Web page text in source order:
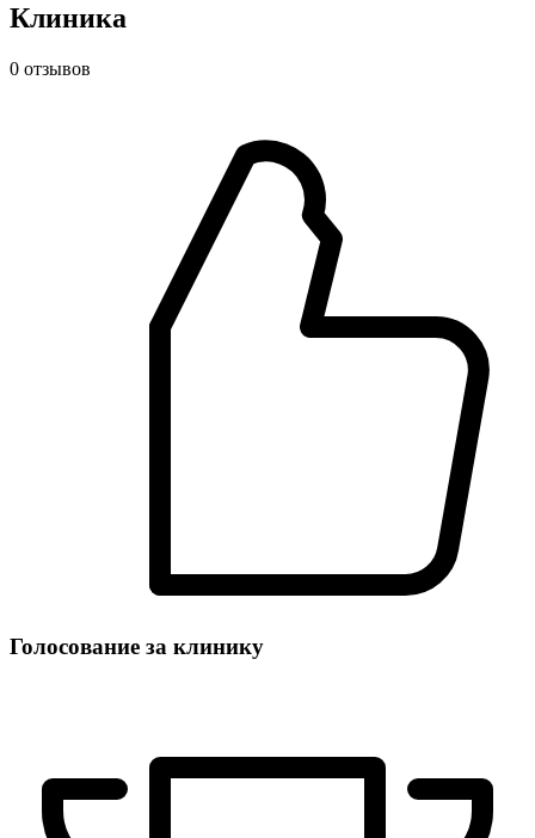
Клиника
0 отзывов
Голосование за клинику